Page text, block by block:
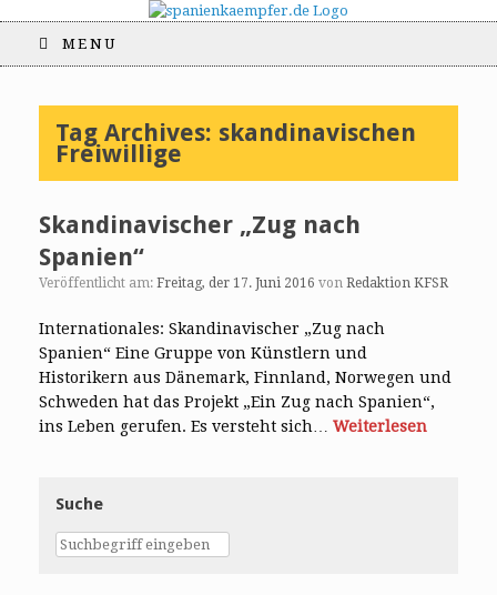
MENU
Tag Archives: skandinavischen
Freiwillige
Skandinavischer „Zug nach
Spanien“
Veröffentlicht am: Freitag, der 17. Juni 2016 von Redaktion KFSR
Internationales: Skandinavischer „Zug nach
Spanien“ Eine Gruppe von Künstlern und
Historikern aus Dänemark, Finnland, Norwegen und
Schweden hat das Projekt „Ein Zug nach Spanien“,
ins Leben gerufen. Es versteht sich… Weiterlesen
Suche